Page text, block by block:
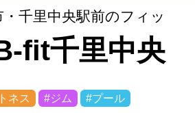
千里中央駅前のフィッ
fit千里中央
ネス #ジム #プール